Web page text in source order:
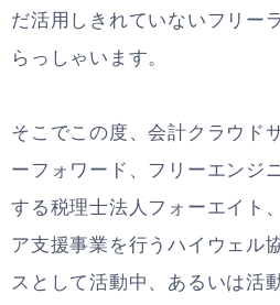
だ活用しきれていないフリー
らっしゃいます。
そこでこの度、会計クラウド
ーフォワード、フリーエンジ
する税理士法人フォーエイト
ア支援事業を行うハイウェル
スとして活動中、あるいは活